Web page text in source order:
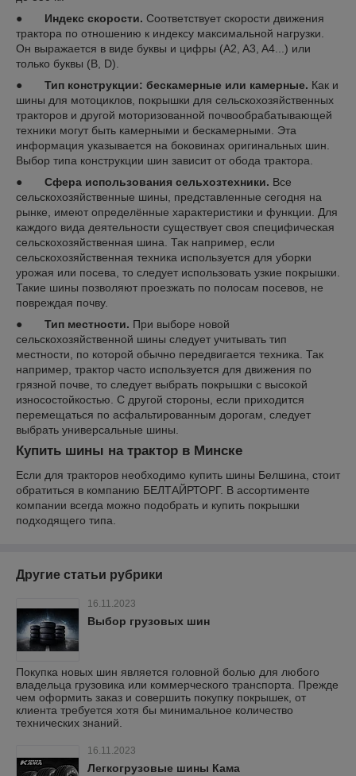
● Индекс скорости. Соответствует скорости движения
трактора по отношению к индексу максимальной нагрузки.
Он выражается в виде буквы и цифры (A2, A3, A4...) или
только буквы (B, D).
● Тип конструкции: бескамерные или камерные. Как и
шины для мотоциклов, покрышки для сельскохозяйственных
тракторов и другой моторизованной почвообрабатывающей
техники могут быть камерными и бескамерными. Эта
информация указывается на боковинах оригинальных шин.
Выбор типа конструкции шин зависит от обода трактора.
● Сфера использования сельхозтехники. Все
сельскохозяйственные шины, представленные сегодня на
рынке, имеют определённые характеристики и функции. Для
каждого вида деятельности существует своя специфическая
сельскохозяйственная шина. Так например, если
сельскохозяйственная техника используется для уборки
урожая или посева, то следует использовать узкие покрышки.
Такие шины позволяют проезжать по полосам посевов, не
повреждая почву.
● Тип местности. При выборе новой
сельскохозяйственной шины следует учитывать тип
местности, по которой обычно передвигается техника. Так
например, трактор часто используется для движения по
грязной почве, то следует выбрать покрышки с высокой
износостойкостью. С другой стороны, если приходится
перемещаться по асфальтированным дорогам, следует
выбрать универсальные шины.
Купить шины на трактор в Минске
Если для тракторов необходимо купить шины Белшина, стоит
обратиться в компанию БЕЛТАЙРТОРГ. В ассортименте
компании всегда можно подобрать и купить покрышки
подходящего типа.
Другие статьи рубрики
16.11.2023
Выбор грузовых шин
Покупка новых шин является головной болью для любого
владельца грузовика или коммерческого транспорта. Прежде
чем оформить заказ и совершить покупку покрышек, от
клиента требуется хотя бы минимальное количество
технических знаний.
16.11.2023
Легкогрузовые шины Кама